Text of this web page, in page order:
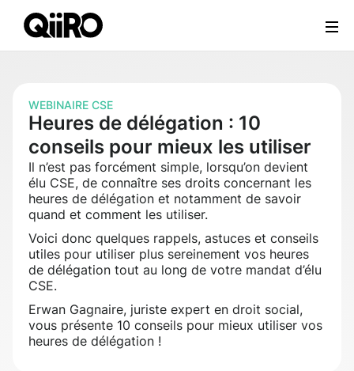
Webflow Homepage
WEBINAIRE CSE
Heures de délégation : 10
conseils pour mieux les utiliser
Il n’est pas forcément simple, lorsqu’on devient
élu CSE, de connaître ses droits concernant les
heures de délégation et notamment de savoir
quand et comment les utiliser.
Voici donc quelques rappels, astuces et conseils
utiles pour utiliser plus sereinement vos heures
de délégation tout au long de votre mandat d’élu
CSE.
Erwan Gagnaire, juriste expert en droit social,
vous présente 10 conseils pour mieux utiliser vos
heures de délégation !